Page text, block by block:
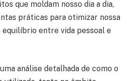
que moldam nosso dia a dia,
práticas para otimizar nossa
entre vida pessoal e
análise detalhada de como o